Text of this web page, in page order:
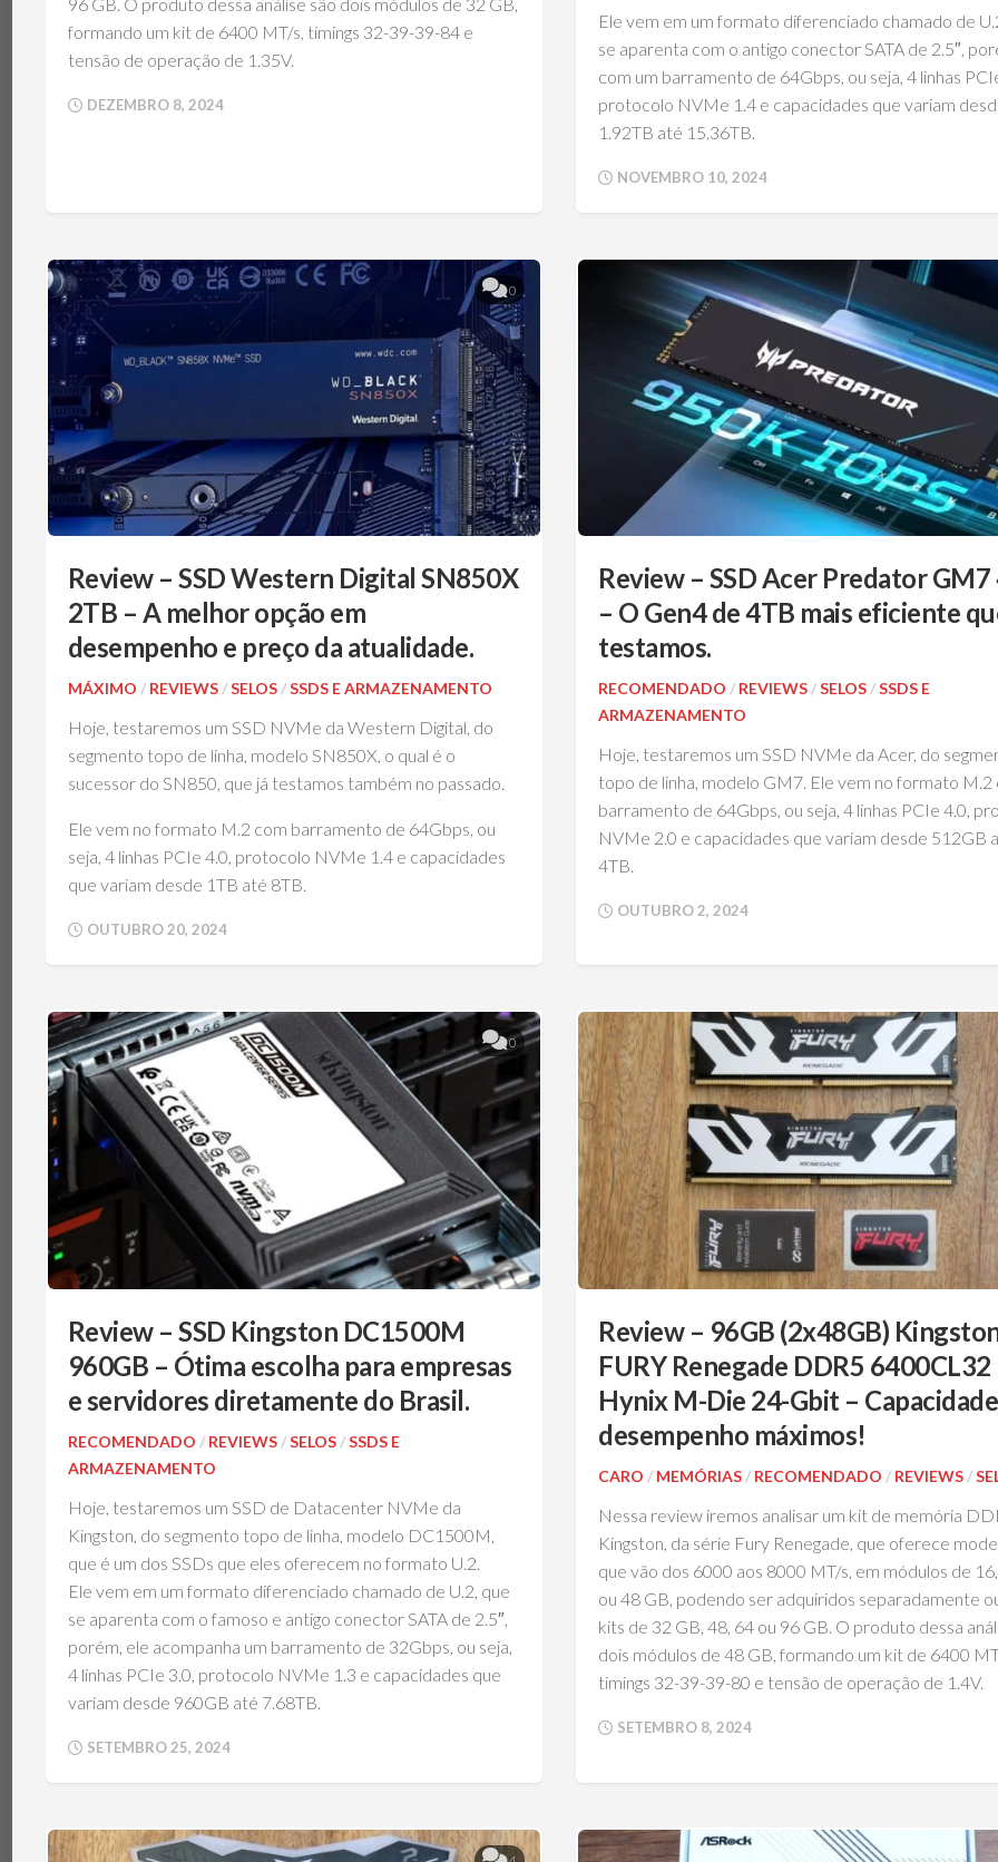
formando um kit de 6400 MT/s, timings 32-39-39-84 e
tensão de operação de 1.35V.
DEZEMBRO 8, 2024
Ele vem em um formato diferenciado chamado de
se aparenta com o antigo conector SATA de 2.5″,
com um barramento de 64Gbps, ou seja, 4 linhas
protocolo NVMe 1.4 e capacidades que variam
1.92TB até 15.36TB.
NOVEMBRO 10, 2024
0
Review – SSD Western Digital SN850X
2TB – A melhor opção em
desempenho e preço da atualidade.
MÁXIMO / REVIEWS/SELOS/SSDS E ARMAZENAMENTO
Hoje, testaremos um SSD NVMe da Western Digital, do
segmento topo de linha, modelo SN850X, o qual é o
sucessor do SN850, que já testamos também no passado.
Ele vem no formato M.2 com barramento de 64Gbps, ou
seja, 4 linhas PCIe 4.0, protocolo NVMe 1.4 e capacidades
que variam desde 1TB até 8TB.
OUTUBRO 20, 2024
Review – SSD Acer Predator GM7
– O Gen4 de 4TB mais eficiente
testamos.
RECOMENDADO / REVIEWS /SELOS /SSDS E
ARMAZENAMENTO
Hoje, testaremos um SSD NVMe da Acer, do
topo de linha, modelo GM7. Ele vem no formato M.2
barramento de 64Gbps, ou seja, 4 linhas PCIe 4.0,
NVMe 2.0 e capacidades que variam desde 512GB
4TB.
OUTUBRO 2, 2024
0
Review – SSD Kingston DC1500M
960GB – Ótima escolha para empresas
e servidores diretamente do Brasil.
RECOMENDADO / REVIEWS/SELOS/SSDS E
ARMAZENAMENTO
Hoje, testaremos um SSD de Datacenter NVMe da
Kingston, do segmento topo de linha, modelo DC1500M,
que é um dos SSDs que eles oferecem no formato U.2.
Ele vem em um formato diferenciado chamado de U.2, que
se aparenta com o famoso e antigo conector SATA de 2.5″,
porém, ele acompanha um barramento de 32Gbps, ou seja,
4 linhas PCIe 3.0, protocolo NVMe 1.3 e capacidades que
variam desde 960GB até 7.68TB.
SETEMBRO 25, 2024
Review – 96GB (2x48GB)
FURY Renegade DDR5 6400CL32
Hynix M-Die 24-Gbit –
desempenho máximos!
CARO / MEMÓRIAS / RECOMENDADO / REVIEWS /
Nessa review iremos analisar um kit de memória
Kingston, da série Fury Renegade, que oferece
que vão dos 6000 aos 8000 MT/s, em módulos de
ou 48 GB, podendo ser adquiridos separadamente
kits de 32 GB, 48, 64 ou 96 GB. O produto dessa
dois módulos de 48 GB, formando um kit de 6400
timings 32-39-39-80 e tensão de operação de 1.4V.
SETEMBRO 8, 2024